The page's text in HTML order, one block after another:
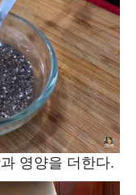
영양을 더한다.